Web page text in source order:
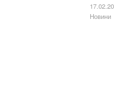
Новини